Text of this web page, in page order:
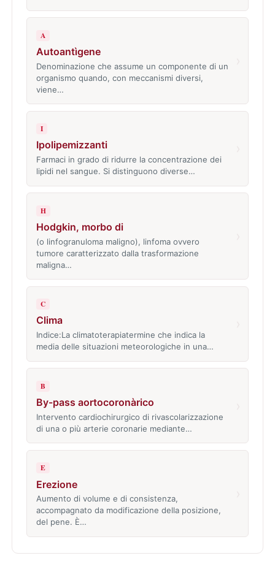
A
Autoantìgene
Denominazione che assume un componente di un
organismo quando, con meccanismi diversi,
viene…
I
Ipolipemizzanti
Farmaci in grado di ridurre la concentrazione dei
lipidi nel sangue. Si distinguono diverse…
H
Hodgkin, morbo di
(o linfogranuloma maligno), linfoma ovvero
tumore caratterizzato dalla trasformazione
maligna…
C
Clima
Indice:La climatoterapiatermine che indica la
media delle situazioni meteorologiche in una…
B
By-pass aortocoronàrico
Intervento cardiochirurgico di rivascolarizzazione
di una o più arterie coronarie mediante…
E
Erezione
Aumento di volume e di consistenza,
accompagnato da modificazione della posizione,
del pene. È…